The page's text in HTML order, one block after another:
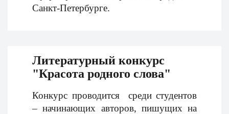
Санкт-Петербурге.
Литературный конкурс
"Красота родного слова"
Конкурс проводится среди студентов
– начинающих авторов, пишущих на